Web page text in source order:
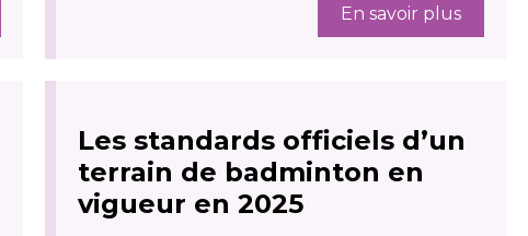
En savoir plus
Les standards officiels d’un
terrain de badminton en
vigueur en 2025